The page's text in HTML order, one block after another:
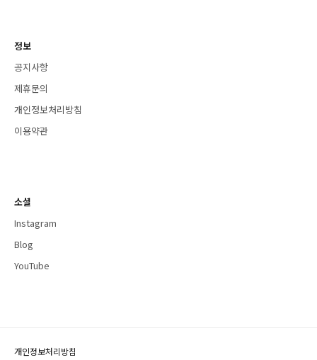
정보
공지사항
제휴문의
개인정보처리방침
이용약관
소셜
Instagram
Blog
YouTube
개인정보처리방침